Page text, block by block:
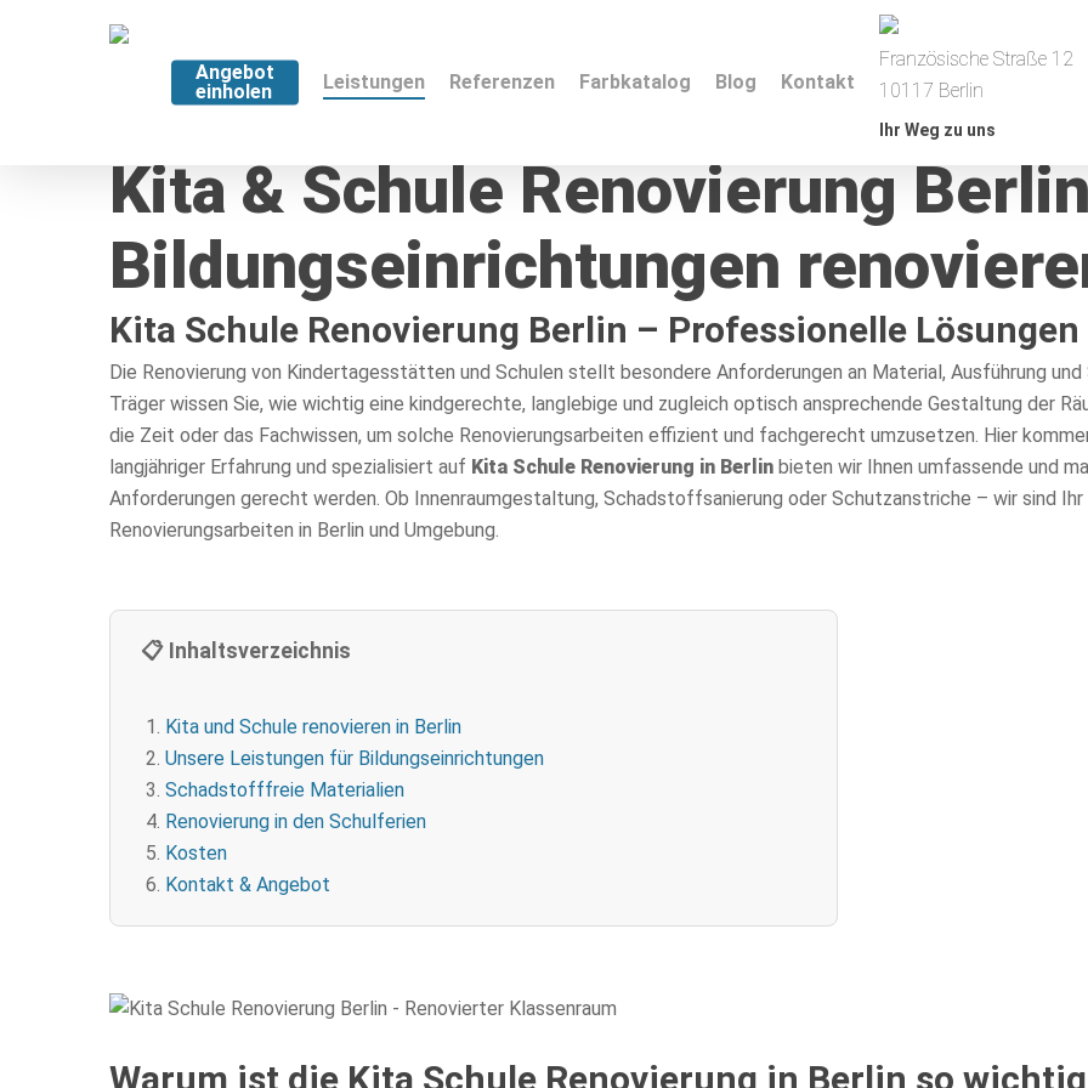
Angebot
einholen
Leistungen Referenzen Farbkatalog Blog Kontakt
Französische Straße 12
10117 Berlin
Ihr Weg zu uns
Kita & Schule Renovierung
Bildungseinrichtungen
Kita Schule Renovierung Berlin – Professionelle
Die Renovierung von Kindertagesstätten und Schulen stellt besondere Anforderungen an Material, Ausführung
Träger wissen Sie, wie wichtig eine kindgerechte, langlebige und zugleich optisch ansprechende Gestaltung der
die Zeit oder das Fachwissen, um solche Renovierungsarbeiten effizient und fachgerecht umzusetzen. Hier
langjähriger Erfahrung und spezialisiert auf Kita Schule Renovierung in Berlin bieten wir Ihnen umfassende und
Anforderungen gerecht werden. Ob Innenraumgestaltung, Schadstoffsanierung oder Schutzanstriche – wir sind
Renovierungsarbeiten in Berlin und Umgebung.
📋 Inhaltsverzeichnis
Kita und Schule renovieren in Berlin
Unsere Leistungen für Bildungseinrichtungen
Schadstofffreie Materialien
Renovierung in den Schulferien
Kosten
Kontakt & Angebot
Warum ist die Kita Schule Renovierung in Berlin so